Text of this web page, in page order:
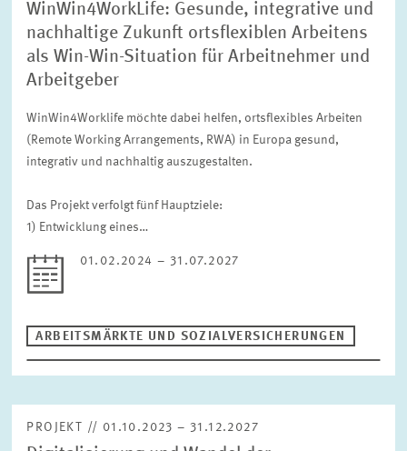
WinWin4WorkLife: Gesunde, integrative und
nachhaltige Zukunft ortsflexiblen Arbeitens
als Win-Win-Situation für Arbeitnehmer und
Arbeitgeber
WinWin4Worklife möchte dabei helfen, ortsflexibles Arbeiten
(Remote Working Arrangements, RWA) in Europa gesund,
integrativ und nachhaltig auszugestalten.
Das Projekt verfolgt fünf Hauptziele:
1) Entwicklung eines…
01.02.2024 – 31.07.2027
ARBEITSMÄRKTE UND SOZIALVERSICHERUNGEN
PROJEKT // 01.10.2023 – 31.12.2027